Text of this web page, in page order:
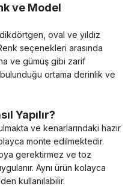
ve Model
oval ve yıldız
seçenekleri arasında
ve gümüş gibi zarif
ortama derinlik ve
Yapılır?
ve kenarlarındaki hazır
monte edilmektedir.
gerektirmez ve toz
Aynı ürün kolayca
kullanılabilir.